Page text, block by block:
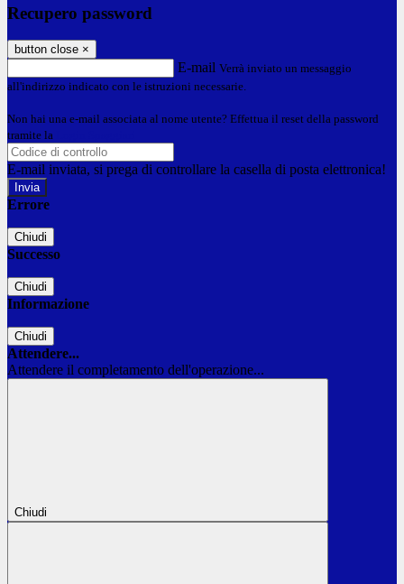
Recupero password
button close ×
E-mail Verrà inviato un messaggio
all'indirizzo indicato con le istruzioni necessarie.
Non hai una e-mail associata al nome utente? Effettua il reset della password
tramite la
E-mail inviata, si prega di controllare la casella di posta elettronica!
Errore
Chiudi
Successo
Chiudi
Informazione
Chiudi
Attendere...
Attendere il completamento dell'operazione...
Chiudi